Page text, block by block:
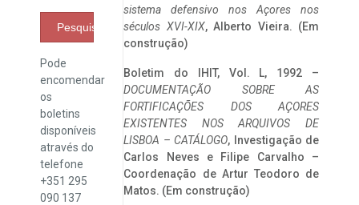
Pesquisar
Pode
encomendar
os
boletins
disponíveis
através do
telefone
+351 295
090 137
sistema defensivo nos Açores nos
séculos XVI-XIX, Alberto Vieira. (Em
construção)
Boletim do IHIT, Vol. L, 1992 –
DOCUMENTAÇÃO SOBRE AS
FORTIFICAÇÕES DOS AÇORES
EXISTENTES NOS ARQUIVOS DE
LISBOA – CATÁLOGO, Investigação de
Carlos Neves e Filipe Carvalho –
Coordenação de Artur Teodoro de
Matos. (Em construção)